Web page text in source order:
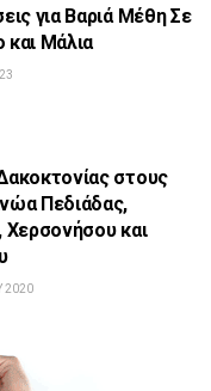
για Βαριά Μέθη Σε
Μάλια
στους
Πεδιάδας,
Χερσονήσου και
2020